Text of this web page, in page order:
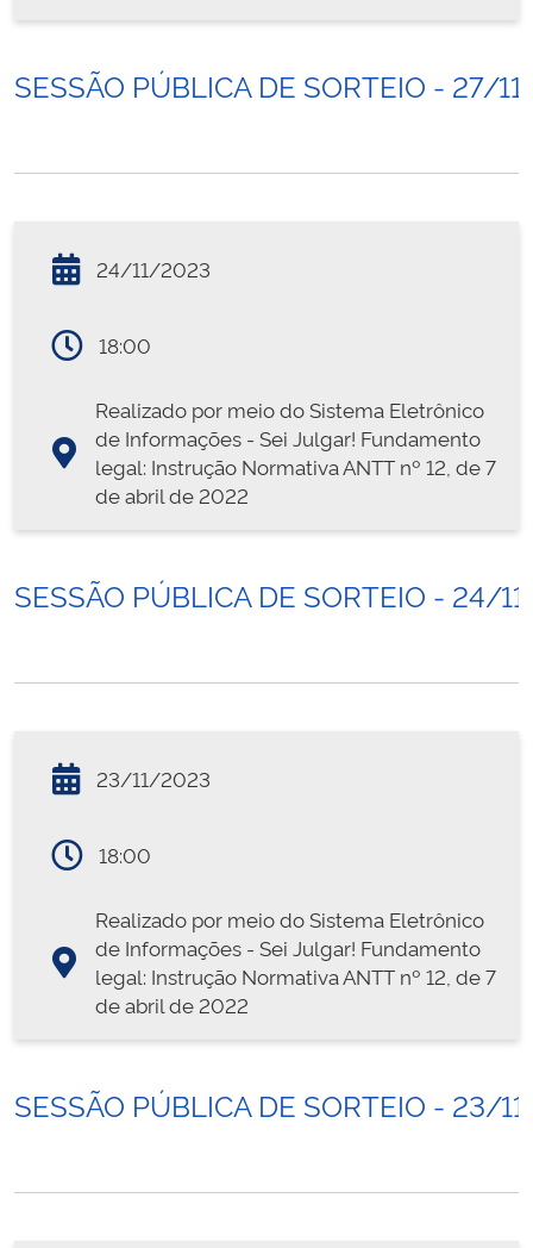
SESSÃO PÚBLICA DE SORTEIO - 27/
24/11/2023
18:00
Realizado por meio do Sistema Eletrônico
de Informações - Sei Julgar! Fundamento
legal: Instrução Normativa ANTT nº 12, de 7
de abril de 2022
SESSÃO PÚBLICA DE SORTEIO - 24/
23/11/2023
18:00
Realizado por meio do Sistema Eletrônico
de Informações - Sei Julgar! Fundamento
legal: Instrução Normativa ANTT nº 12, de 7
de abril de 2022
SESSÃO PÚBLICA DE SORTEIO - 23/